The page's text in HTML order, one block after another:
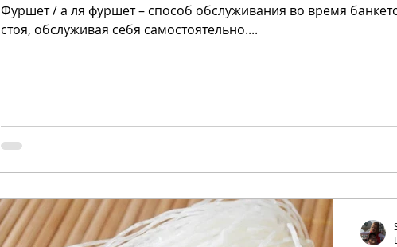
Фуршет / а ля фуршет – способ обслуживания во время
стоя, обслуживая себя самостоятельно....